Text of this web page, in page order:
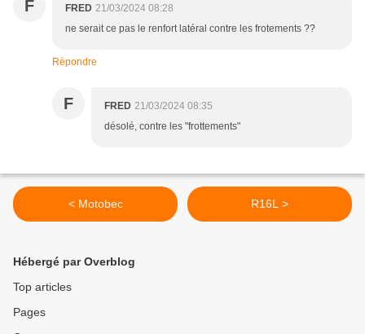
F FRED 21/03/2024 08:28
ne serait ce pas le renfort latéral contre les frotements ??
Répondre
F FRED 21/03/2024 08:35
désolé, contre les "frottements"
< Motobec R16L >
Hébergé par Overblog
Top articles
Pages